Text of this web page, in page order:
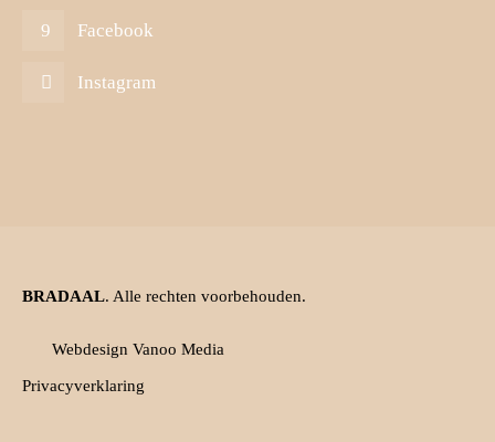
Facebook
Instagram
BRADAAL. Alle rechten voorbehouden.
Webdesign Vanoo Media
Privacyverklaring